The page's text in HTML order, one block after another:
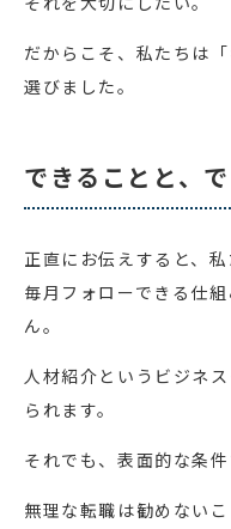
だからこそ、私たちは
選びました。
できることと、
正直にお伝えすると、
毎月フォローできる仕
ん。
人材紹介というビジネ
られます。
それでも、表面的な条
無理な転職は勧めないこ